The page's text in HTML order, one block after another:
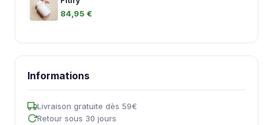
84,95 €
Informations
Livraison gratuite dès 59€
Retour sous 30 jours